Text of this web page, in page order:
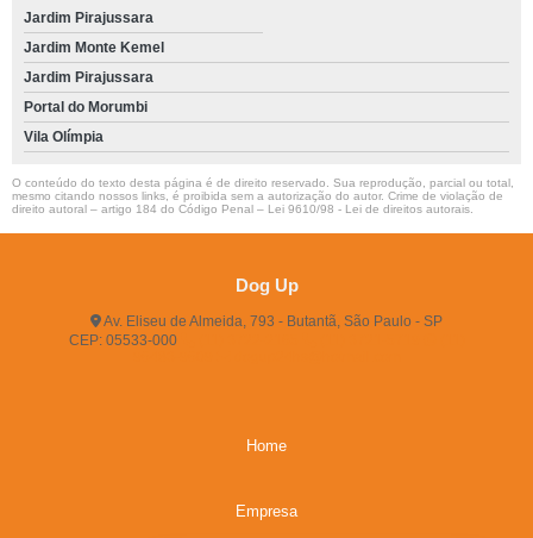
Jardim Pirajussara
Jardim Monte Kemel
Jardim Pirajussara
Portal do Morumbi
Vila Olímpia
O conteúdo do texto desta página é de direito reservado. Sua reprodução, parcial ou total,
mesmo citando nossos links, é proibida sem a autorização do autor. Crime de violação de
direito autoral – artigo 184 do Código Penal – Lei 9610/98 - Lei de direitos autorais
Dog Up
Av. Eliseu de Almeida, 793 - Butantã, São Paulo - SP
CEP: 05533-000
Home
Empresa